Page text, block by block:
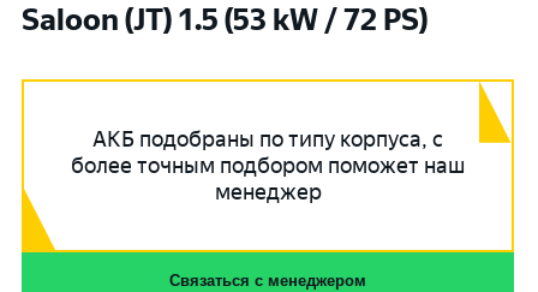
Saloon (JT) 1.5 (53 kW / 72 PS)
АКБ подобраны по типу корпуса, с
более точным подбором поможет наш
менеджер
Связаться с менеджером